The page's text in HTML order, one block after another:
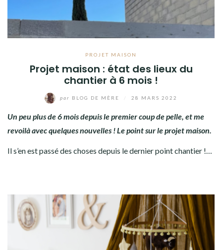
PROJET MAISON
Projet maison : état des lieux du
chantier à 6 mois !
par BLOG DE MÈRE 28 MARS 2022
Un peu plus de 6 mois depuis le premier coup de pelle, et me
revoilà avec quelques nouvelles ! Le point sur le projet maison.
Il s’en est passé des choses depuis le dernier point chantier !…